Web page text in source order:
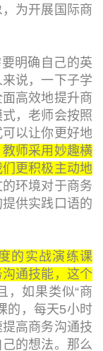
为开展国际商
明确自己的英
说，一下子学
高效地提升商
，老师会按照
以让你更好地
师采用妙趣横
更积极主动地
环境对于商务
供实践口语的
的实战演练课
通技能，这个
，如果类似“商
的，每天5小时
高商务沟通技
的想法。那么